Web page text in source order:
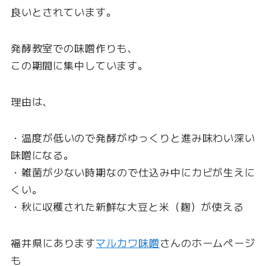
良いとされています。
発酵教室での味噌作りも、
この期間に集中しています。
理由は、
・温度が低いので発酵がゆっくりと進み味わい深い
味噌になる。
・雑菌が少ない時期なので仕込み中にカビが生えに
くい。
・秋に収穫された新鮮な大豆と米（麹）が使える
福井県にありますマルカワ味噌さんのホームページ
も